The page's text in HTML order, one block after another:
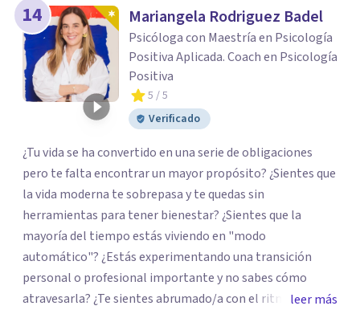
14 Mariangela Rodriguez Badel
Psicóloga con Maestría en Psicología
Positiva Aplicada. Coach en Psicología
Positiva
5 / 5
Verificado
¿Tu vida se ha convertido en una serie de obligaciones
pero te falta encontrar un mayor propósito? ¿Sientes que
la vida moderna te sobrepasa y te quedas sin
herramientas para tener bienestar? ¿Sientes que la
mayoría del tiempo estás viviendo en "modo
automático"? ¿Estás experimentando una transición
personal o profesional importante y no sabes cómo
atravesarla? ¿Te sientes abrumado/a con el ritmo de tu
leer más